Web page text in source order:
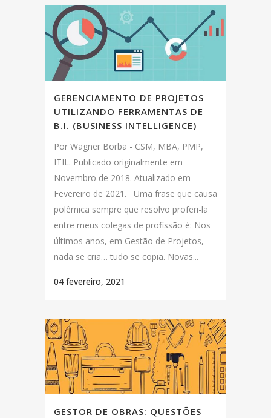
GERENCIAMENTO DE PROJETOS
UTILIZANDO FERRAMENTAS DE
B.I. (BUSINESS INTELLIGENCE)
Por Wagner Borba - CSM, MBA, PMP,
ITIL. Publicado originalmente em
Novembro de 2018. Atualizado em
Fevereiro de 2021. Uma frase que causa
polêmica sempre que resolvo proferi-la
entre meus colegas de profissão é: Nos
últimos anos, em Gestão de Projetos,
nada se cria… tudo se copia. Novas...
04 fevereiro, 2021
GESTOR DE OBRAS: QUESTÕES